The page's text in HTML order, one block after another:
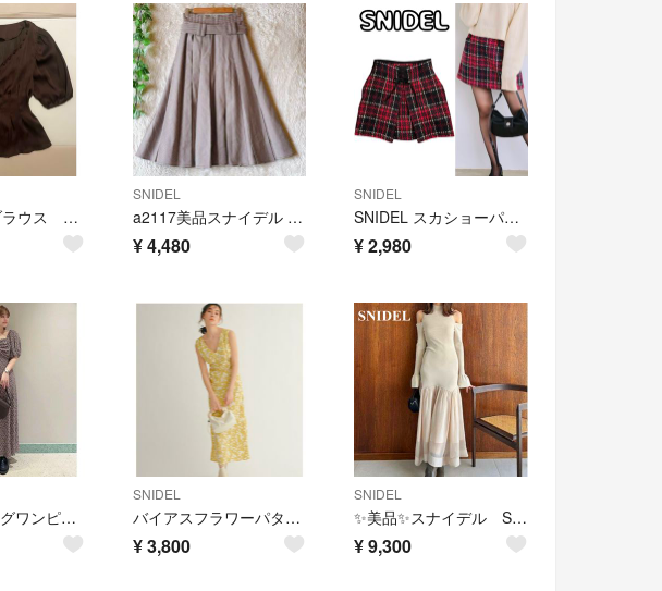
ブラウン ブラウス ウエストリボン Vネック
SNIDEL
a2117美品スナイデル チェックプリーツスカート ベルト付0美シルエット
¥4,480
SNIDEL
SNIDEL スカショーパン チェック S レースアップ ミニ バックリボン スナイデル スカート パンツ レッド ブラック
¥2,980
SNIDEL ロングワンピース 花柄 半袖 黒 フレア S バックリボン 0
SNIDEL
バイアスフラワーパターンワンピース
¥3,800
SNIDEL
✨美品✨スナイデル SNIDEL 肩出しロングワンピース フェミニン Free
¥9,300